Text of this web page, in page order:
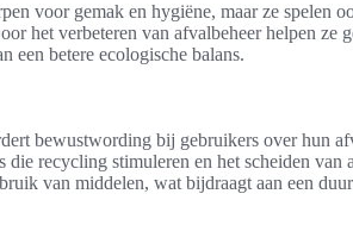
voor gemak en hygiëne, maar ze spelen
het verbeteren van afvalbeheer helpen ze
een betere ecologische balans.
bewustwording bij gebruikers over hun
recycling stimuleren en het scheiden
van middelen, wat bijdraagt aan een